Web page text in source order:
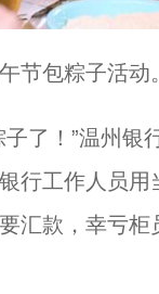
节包粽子活动
！”温州银
行工作人员
汇款，幸亏